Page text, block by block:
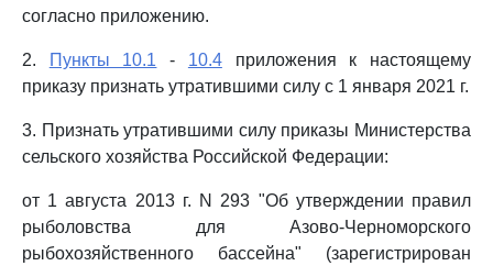
согласно приложению.
2. Пункты 10.1 - 10.4приложения к настоящему
приказу признать утратившими силу с 1 января 2021 г.
3. Признать утратившими силу приказы Министерства
сельского хозяйства Российской Федерации:
от 1 августа 2013 г. N 293 "Об утверждении правил
рыболовства для Азово-Черноморского
рыбохозяйственного бассейна" (зарегистрирован